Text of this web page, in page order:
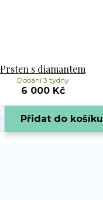
Prsten s diamantem
6 000 Kč
Dodání 3 týdny
Přidat do košíku